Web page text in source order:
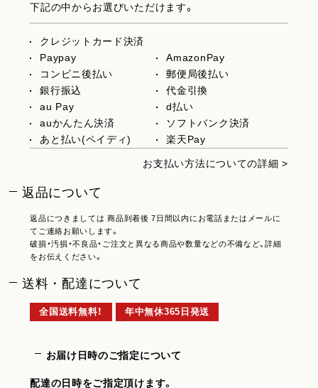
下記の中からお選びいただけます。
クレジットカード決済
Paypay
AmazonPay
コンビニ後払い
郵便局後払い
銀行振込
代金引換
au Pay
d払い
auかんたん決済
ソフトバンク決済
あと払い(ペイディ)
楽天Pay
お支払い方法についての詳細 >
返品について
返品につきましては 商品到着後 7日間以内にお電話またはメールに
てご連絡お願いします。
破損・汚損・不良品・ご注文と異なる商品や数量などの不備など、詳細
をお伝えください。
送料・配達について
全国送料無料！ 年中無休365日発送
お届け日時のご指定について
配達の日時をご指定頂けます。